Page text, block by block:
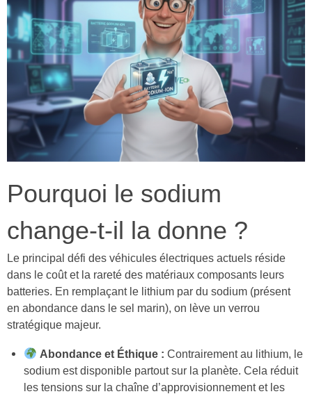
Pourquoi le sodium
change-t-il la donne ?
Le principal défi des véhicules électriques actuels réside
dans le coût et la rareté des matériaux composants leurs
batteries. En remplaçant le lithium par du sodium (présent
en abondance dans le sel marin), on lève un verrou
stratégique majeur.
Abondance et Éthique : Contrairement au lithium, le
sodium est disponible partout sur la planète. Cela réduit
les tensions sur la chaîne d’approvisionnement et les